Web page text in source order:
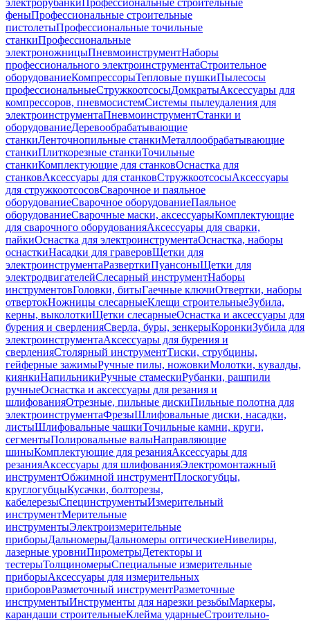
электрорубанкиПрофессиональные строительные
феныПрофессиональные строительные
пистолетыПрофессиональные точильные
станкиПрофессиональные
электроножницыПневмоинструментНаборы
профессионального электроинструментаСтроительное
оборудованиеКомпрессорыТепловые пушкиПылесосы
профессиональныеСтружкоотсосыДомкратыАксессуары для
компрессоров, пневмосистемСистемы пылеудаления для
электроинструментаПневмоинструментСтанки и
оборудованиеДеревообрабатывающие
станкиЛенточнопильные станкиМеталлообрабатывающие
станкиПлиткорезные станкиТочильные
станкиКомплектующие для станковОснастка для
станковАксессуары для станковСтружкоотсосыАксессуары
для стружкоотсосовСварочное и паяльное
оборудованиеСварочное оборудованиеПаяльное
оборудованиеСварочные маски, аксессуарыКомплектующие
для сварочного оборудованияАксессуары для сварки,
пайкиОснастка для электроинструментаОснастка, наборы
оснасткиНасадки для граверовЩетки для
электроинструментаРазверткиПуансоныЩетки для
электродвигателейСлесарный инструментНаборы
инструментовГоловки, битыГаечные ключиОтвертки, наборы
отвертокНожницы слесарныеКлещи строительныеЗубила,
керны, выколоткиЩетки слесарныеОснастка и аксессуары для
бурения и сверленияСверла, буры, зенкерыКоронкиЗубила для
электроинструментаАксессуары для бурения и
сверленияСтолярный инструментТиски, струбцины,
гейферные зажимыРучные пилы, ножовкиМолотки, кувалды,
киянкиНапильникиРучные стамескиРубанки, рашпили
ручныеОснастка и аксессуары для резания и
шлифованияОтрезные, пильные дискиПильные полотна для
электроинструментаФрезыШлифовальные диски, насадки,
листыШлифовальные чашкиТочильные камни, круги,
сегментыПолировальные валыНаправляющие
шиныКомплектующие для резанияАксессуары для
резанияАксессуары для шлифованияЭлектромонтажный
инструментОбжимной инструментПлоскогубцы,
круглогубцыКусачки, болторезы,
кабелерезыСпецинструментыИзмерительный
инструментМерительные
инструментыЭлектроизмерительные
приборыДальномерыДальномеры оптическиеНивелиры,
лазерные уровниПирометрыДетекторы и
тестерыТолщиномерыСпециальные измерительные
приборыАксессуары для измерительных
приборовРазметочный инструментРазметочные
инструментыИнструменты для нарезки резьбыМаркеры,
карандаши строительныеКлейма ударныеСтроительно-